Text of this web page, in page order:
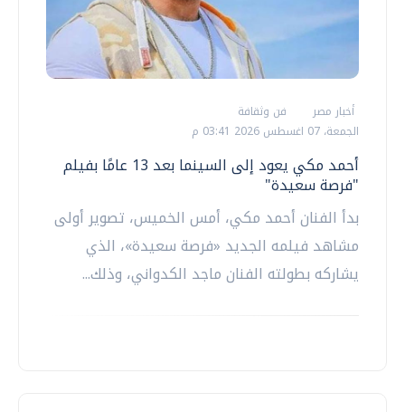
أخبار مصر
فن وثقافة
الجمعة، 07 اغسطس 2026 03:41 م
أحمد مكي يعود إلى السينما بعد 13 عامًا بفيلم
"فرصة سعيدة"
‏بدأ الفنان أحمد مكي، أمس الخميس، تصوير أولى
مشاهد فيلمه الجديد «فرصة سعيدة»، الذي
يشاركه بطولته الفنان ماجد الكدواني، وذلك...